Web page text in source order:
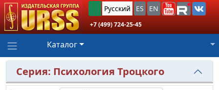
Русский ES EN
+7 (499) 724-25-45
Каталог
Серия: Психология Троцкого